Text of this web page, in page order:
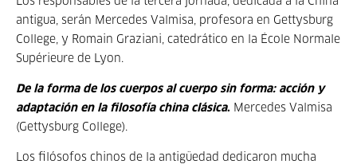
antigua, serán Mercedes Valmisa, profesora en Gettysburg
College, y Romain Graziani, catedrático en la École Normale
Supérieure de Lyon.
De la forma de los cuerpos al cuerpo sin forma: acción y
adaptación en la filosofía china clásica. Mercedes Valmisa
(Gettysburg College).
Los filósofos chinos de la antigüedad dedicaron mucha